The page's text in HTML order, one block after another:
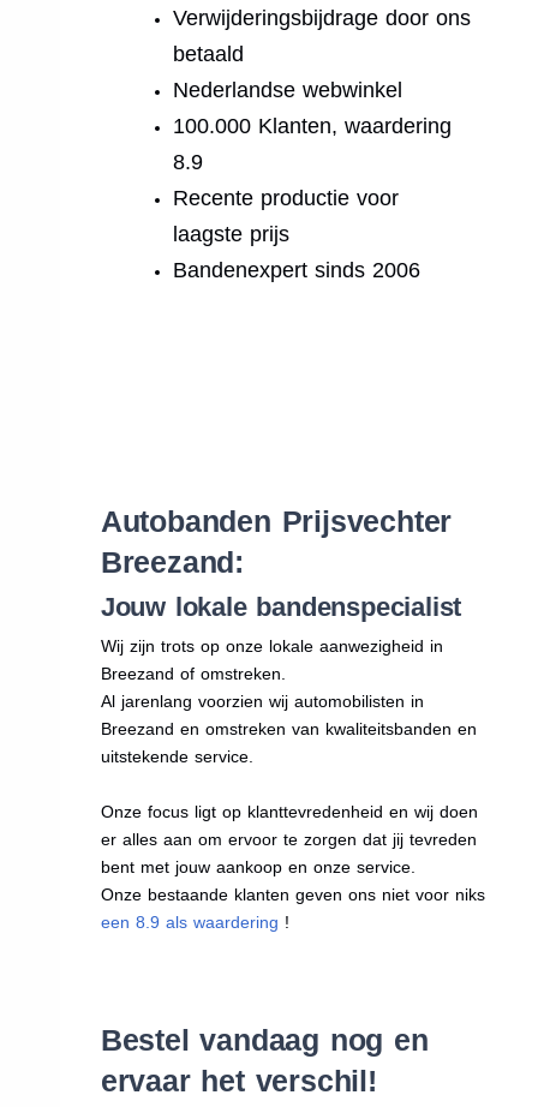
Verwijderingsbijdrage door ons
betaald
Nederlandse webwinkel
100.000 Klanten, waardering
8.9
Recente productie voor
laagste prijs
Bandenexpert sinds 2006
Autobanden Prijsvechter
Breezand:
Jouw lokale bandenspecialist
Wij zijn trots op onze lokale aanwezigheid in
Breezand of omstreken.
Al jarenlang voorzien wij automobilisten in
Breezand en omstreken van kwaliteitsbanden en
uitstekende service.
Onze focus ligt op klanttevredenheid en wij doen
er alles aan om ervoor te zorgen dat jij tevreden
bent met jouw aankoop en onze service.
Onze bestaande klanten geven ons niet voor niks
een 8.9 als waardering !
Bestel vandaag nog en
ervaar het verschil!